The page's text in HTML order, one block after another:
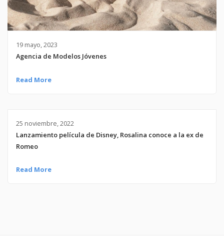
19 mayo, 2023
Agencia de Modelos Jóvenes
Read More
25 noviembre, 2022
Lanzamiento película de Disney, Rosalina conoce a la ex de
Romeo
Read More